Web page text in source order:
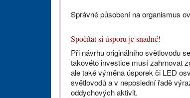
Správné působení na organismus
Spočítat si úsporu je snadné!
Při návrhu originálního světlovodu
takovéto investice musí zahrnovat
ale také výměna úsporek či LED
světlovodů a v neposlední řadě
oddychových aktivit.